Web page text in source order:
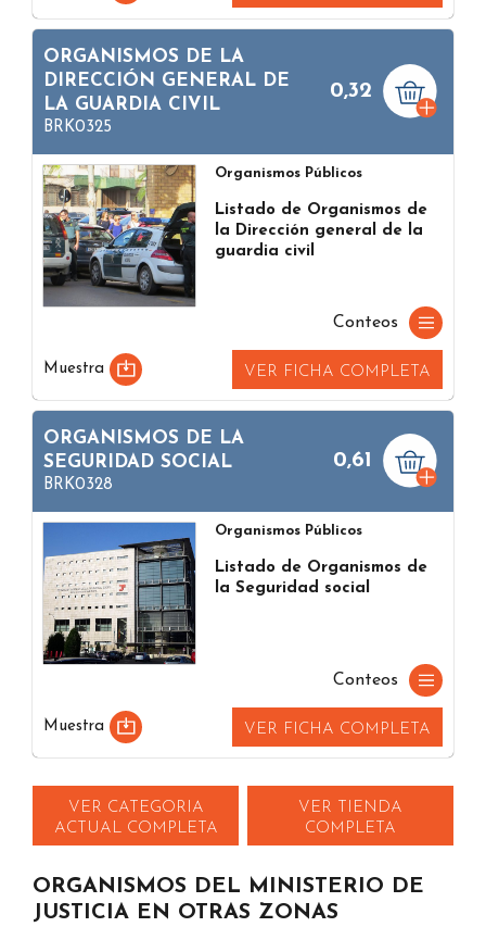
ORGANISMOS DE LA
DIRECCIÓN GENERAL DE
LA GUARDIA CIVIL
BRK0325
0,32
Organismos Públicos
Listado de Organismos de
la Dirección general de la
guardia civil
Conteos
Muestra VER FICHA COMPLETA
ORGANISMOS DE LA
SEGURIDAD SOCIAL
BRK0328
0,61
Organismos Públicos
Listado de Organismos de
la Seguridad social
Conteos
Muestra VER FICHA COMPLETA
VER CATEGORIA
ACTUAL COMPLETA
VER TIENDA
COMPLETA
ORGANISMOS DEL MINISTERIO DE
JUSTICIA EN OTRAS ZONAS